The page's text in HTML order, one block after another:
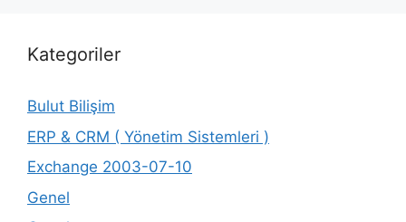
Kategoriler
Bulut Bilişim
ERP & CRM ( Yönetim Sistemleri )
Exchange 2003-07-10
Genel